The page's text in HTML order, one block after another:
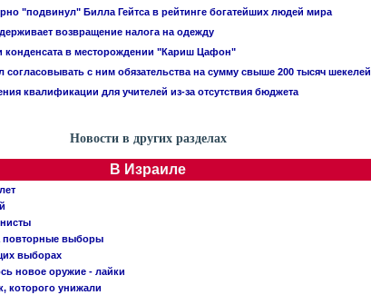
"подвинул" Билла Гейтса в рейтинге богатейших людей мира
возвращение налога на одежду
конденсата в месторождении "Кариш Цафон"
с ним обязательства на сумму свыше 200 тысяч шекелей
квалификации для учителей из-за отсутствия бюджета
Новости в других разделах
В Израиле
повторные выборы
выборах
новое оружие - лайки
которого унижали